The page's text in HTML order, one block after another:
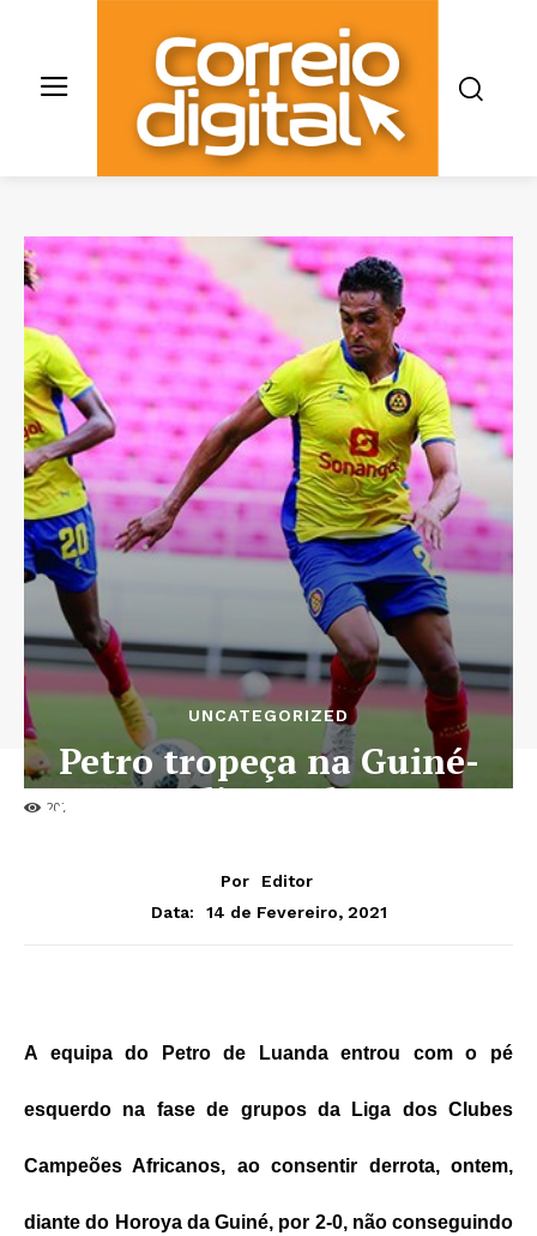
207
UNCATEGORIZED
Petro tropeça na Guiné-
Conacry diante do Horoya
Por
Editor
Data:
14 de Fevereiro, 2021
A equipa do Petro de Luanda entrou com o pé
esquerdo na fase de grupos da Liga dos Clubes
Campeões Africanos, ao consentir derrota, ontem,
diante do Horoya da Guiné, por 2-0, não conseguindo